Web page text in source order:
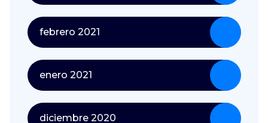
febrero 2021
enero 2021
diciembre 2020